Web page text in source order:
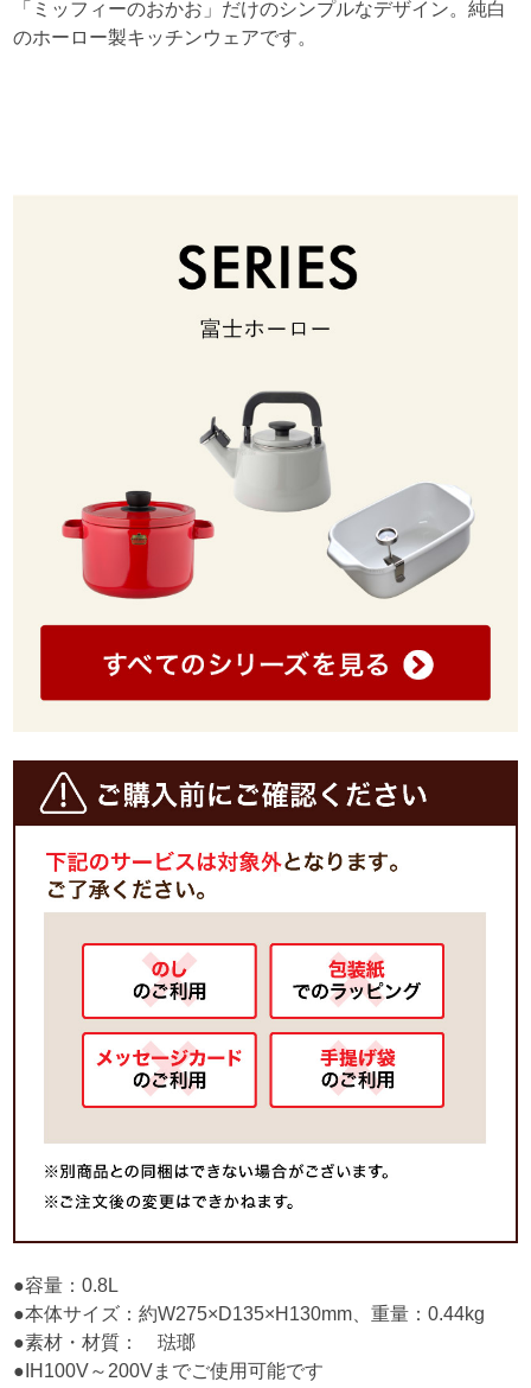
「ミッフィーのおかお」だけのシンプルなデザイン。純白
のホーロー製キッチンウェアです。
●容量：0.8L
●本体サイズ：約W275×D135×H130mm、重量：0.44kg
●素材・材質： 琺瑯
●IH100V～200Vまでご使用可能です